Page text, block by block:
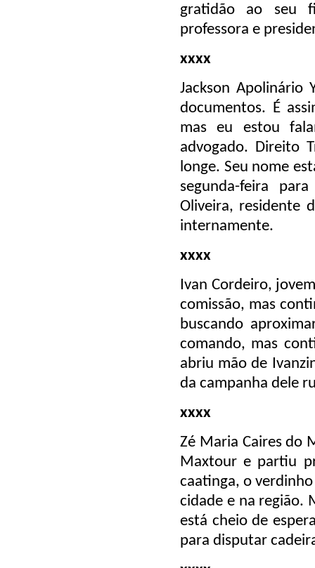
gratidão ao seu
professora e
xxxx
Jackson Apolinário
documentos. É
mas eu estou
advogado. Direito
longe. Seu nome
segunda-feira
Oliveira, residente
internamente.
xxxx
Ivan Cordeiro,
comissão, mas
buscando
comando, mas
abriu mão de
da campanha dele
xxxx
Zé Maria Caires do
Maxtour e partiu
caatinga, o
cidade e na região.
está cheio de
para disputar